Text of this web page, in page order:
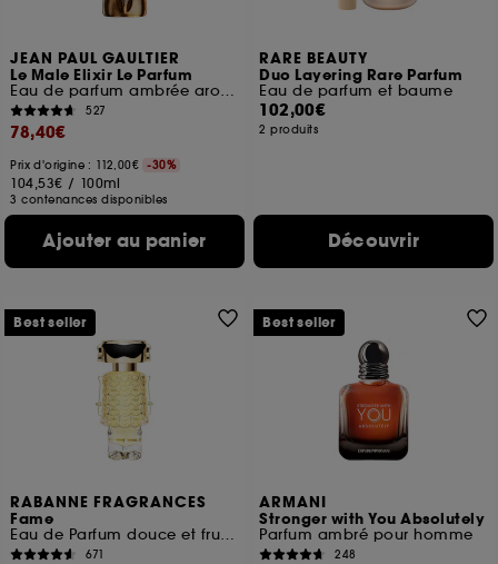
JEAN PAUL GAULTIER
Le Male Elixir Le Parfum
Eau de parfum ambrée aromatique boisée
527
78,40€
Prix d'origine : 112,00€ -30%
104,53€ / 100ml
3 contenances disponibles
Ajouter au panier
RARE BEAUTY
Duo Layering Rare Parfum
Eau de parfum et baume
102,00€
2 produits
Découvrir
RABANNE FRAGRANCES
Fame
Eau de Parfum douce et fruitée
671
Best seller
ARMANI
Stronger with You Absolutely
Parfum ambré pour homme
248
Best seller